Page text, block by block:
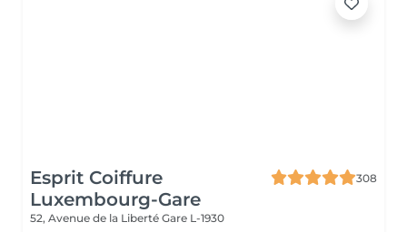
Esprit Coiffure
Luxembourg-Gare
308
52, Avenue de la Liberté Gare L-1930